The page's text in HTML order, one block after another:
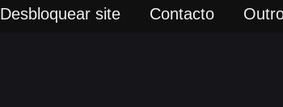
Desbloquear site Contacto